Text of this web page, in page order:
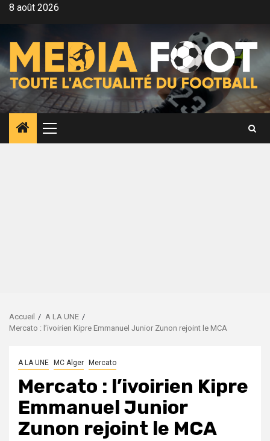
Aller8 août 2026
Menu
principal
Accueil
A LA UNE
Mercato : l’ivoirien Kipre Emmanuel Junior Zunon rejoint le MCA
A LA UNE MC Alger Mercato
Mercato : l’ivoirien Kipre
Emmanuel Junior
Zunon rejoint le MCA